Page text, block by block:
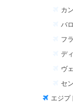
カ
バ
フ
デ
ヴ
セ
エジプ